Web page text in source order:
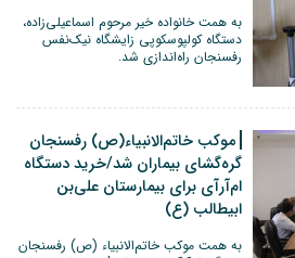
به همت خانواده خیر مرحوم اسماعیلی‌زاده،
دستگاه کولپوسکوپی زایشگاه نیک‌نفس
رفسنجان راه‌اندازی شد.
موکب خاتم‌الانبیاء(ص) رفسنجان
گره‌گشای بیماران شد/خرید دستگاه
ام‌آر‌آی برای بیمارستان علی‌بن
ابیطالب (ع)
به همت موکب خاتم‌الانبیاء (ص) رفسنجان